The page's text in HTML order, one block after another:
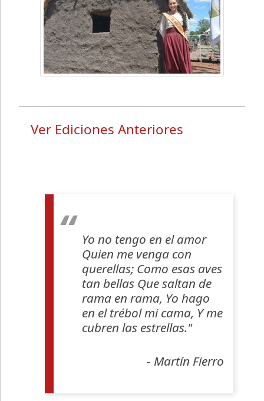
Ver Ediciones Anteriores
Yo no tengo en el amor
Quien me venga con
querellas; Como esas aves
tan bellas Que saltan de
rama en rama, Yo hago
en el trébol mi cama, Y me
cubren las estrellas."
- Martín Fierro